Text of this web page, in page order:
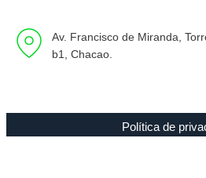
Av. Francisco de Miranda,
b1, Chacao.
Política de